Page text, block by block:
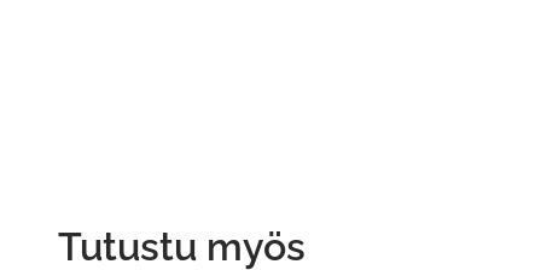
Tutustu myös